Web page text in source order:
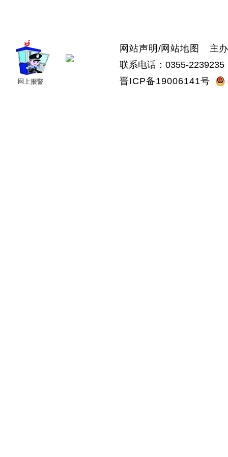
网站声明 /网站地图
主办
联系电话：0355-
晋ICP备19006141号